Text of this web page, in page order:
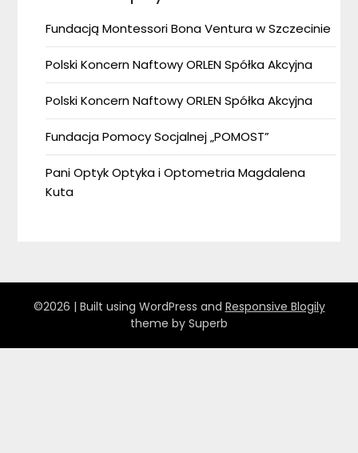
Fundacją Montessori Bona Ventura w Szczecinie
Polski Koncern Naftowy ORLEN Spółka Akcyjna
Polski Koncern Naftowy ORLEN Spółka Akcyjna
Fundacja Pomocy Socjalnej „POMOST”
Pani Optyk Optyka i Optometria Magdalena
Kuta
©2026 | Built using WordPress and Responsive Blogily
theme by Superb